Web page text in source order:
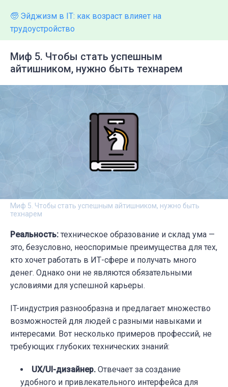
🧓 Эйджизм в IT: как возраст влияет на
трудоустройство
Миф 5. Чтобы стать успешным
айтишником, нужно быть технарем
Миф 5. Чтобы стать успешным айтишником, нужно быть
технарем
Реальность: техническое образование и склад ума —
это, безусловно, неоспоримые преимущества для тех,
кто хочет работать в ИТ-сфере и получать много
денег. Однако они не являются обязательными
условиями для успешной карьеры.
IT-индустрия разнообразна и предлагает множество
возможностей для людей с разными навыками и
интересами. Вот несколько примеров профессий, не
требующих глубоких технических знаний:
UX/UI-дизайнер. Отвечает за создание
удобного и привлекательного интерфейса для